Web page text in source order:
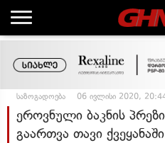
საზოგადოება 06 ივლისი 2020,
ეროვნული ბაკნის
გაართვა თავი